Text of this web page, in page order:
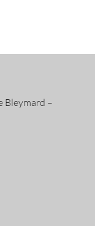
Bleymard –